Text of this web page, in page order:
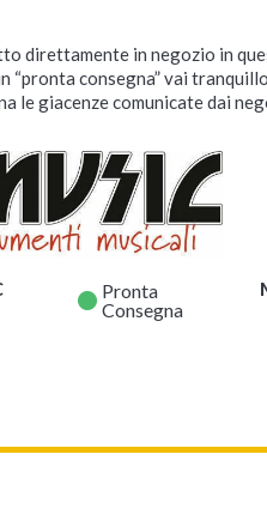
direttamente in negozio in
“pronta consegna” vai
le giacenze comunicate dai
fiber_manual_record Pronta
Consegna